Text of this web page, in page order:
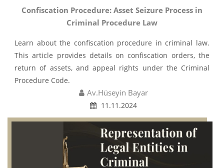
Confiscation Procedure: Asset Seizure Process in
Criminal Procedure Law
Learn about the confiscation procedure in criminal law.
This article provides details on confiscation orders, the
return of assets, and appeal rights under the Criminal
Procedure Code.
Av.Hüseyin Bayar
11.11.2024